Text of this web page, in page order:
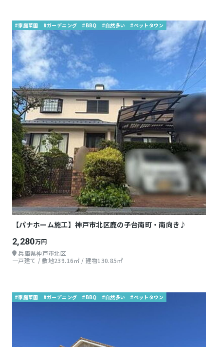
#家庭菜園 #ガーデニング #BBQ #自然多い #ベットタウン
【パナホーム施工】神戸市北区鹿の子台南町・南向き♪
2,280万円
兵庫県神戸市北区
一戸建て / 敷地239.16㎡ / 建物130.85㎡
#家庭菜園 #ガーデニング #BBQ #自然多い #ベットタウン